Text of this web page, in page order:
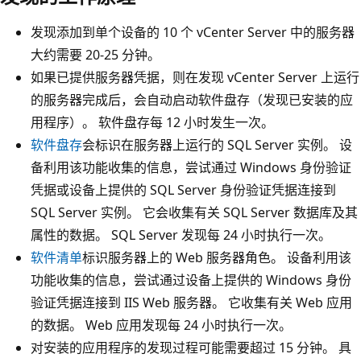
发现添加到单个设备的 10 个 vCenter Server 中的服务器
大约需要 20-25 分钟。
如果已提供服务器凭据，则在发现 vCenter Server 上运行
的服务器完成后，会自动启动软件盘存（发现已安装的应
用程序）。 软件盘存每 12 小时发生一次。
软件盘存会标识在服务器上运行的 SQL Server 实例。 设
备利用该功能收集的信息，尝试通过 Windows 身份验证
凭据或设备上提供的 SQL Server 身份验证凭据连接到
SQL Server 实例。 它会收集有关 SQL Server 数据库及其
属性的数据。 SQL Server 发现每 24 小时执行一次。
软件清单标识服务器上的 Web 服务器角色。 设备利用该
功能收集的信息，尝试通过设备上提供的 Windows 身份
验证凭据连接到 IIS Web 服务器。 它收集有关 Web 应用
的数据。 Web 应用发现每 24 小时执行一次。
对安装的应用程序的发现过程可能需要超过 15 分钟。 具